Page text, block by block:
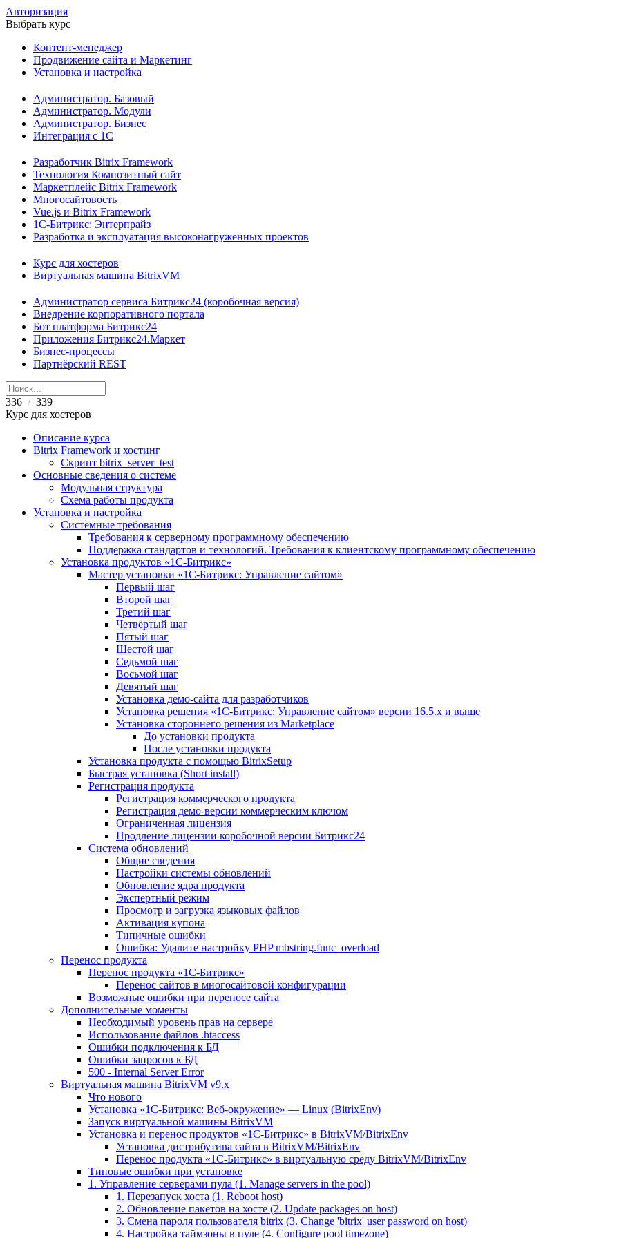
Авторизация
Выбрать курс
Контент-менеджер
Продвижение сайта и Маркетинг
Установка и настройка
Администратор. Базовый
Администратор. Модули
Администратор. Бизнес
Интеграция с 1С
Разработчик Bitrix Framework
Технология Композитный сайт
Маркетплейс Bitrix Framework
Многосайтовость
Vue.js и Bitrix Framework
1С-Битрикс: Энтерпрайз
Разработка и эксплуатация высоконагруженных проектов
Курс для хостеров
Виртуальная машина BitrixVM
Администратор сервиса Битрикс24 (коробочная версия)
Внедрение корпоративного портала
Бот платформа Битрикс24
Приложения Битрикс24.Маркет
Бизнес-процессы
Партнёрский REST
336 / 339
Курс для хостеров
Описание курса
Bitrix Framework и хостинг
Скрипт bitrix_server_test
Основные сведения о системе
Модульная структура
Схема работы продукта
Установка и настройка
Системные требования
Требования к серверному программному обеспечению
Поддержка стандартов и технологий. Требования к клиентскому программному обеспечению
Установка продуктов «1С-Битрикс»
Мастер установки «1C-Битрикс: Управление сайтом»
Первый шаг
Второй шаг
Третий шаг
Четвёртый шаг
Пятый шаг
Шестой шаг
Седьмой шаг
Восьмой шаг
Девятый шаг
Установка демо-сайта для разработчиков
Установка решения «1C-Битрикс: Управление сайтом» версии 16.5.х и выше
Установка стороннего решения из Marketplace
До установки продукта
После установки продукта
Установка продукта с помощью BitrixSetup
Быстрая установка (Short install)
Регистрация продукта
Регистрация коммерческого продукта
Регистрация демо-версии коммерческим ключом
Ограниченная лицензия
Продление лицензии коробочной версии Битрикс24
Система обновлений
Общие сведения
Настройки системы обновлений
Обновление ядра продукта
Экспертный режим
Просмотр и загрузка языковых файлов
Активация купона
Типичные ошибки
Ошибка: Удалите настройку PHP mbstring.func_overload
Перенос продукта
Перенос продукта «1C-Битрикс»
Перенос сайтов в многосайтовой конфигурации
Возможные ошибки при переносе сайта
Дополнительные моменты
Необходимый уровень прав на сервере
Использование файлов .htaccess
Ошибки подключения к БД
Ошибки запросов к БД
500 - Internal Server Error
Виртуальная машина BitrixVM v9.x
Что нового
Установка «1С-Битрикс: Веб-окружение» — Linux (BitrixEnv)
Запуск виртуальной машины BitrixVM
Установка и перенос продуктов «1С-Битрикс» в BitrixVM/BitrixEnv
Установка дистрибутива сайта в BitrixVM/BitrixEnv
Перенос продукта «1C-Битрикс» в виртуальную среду BitrixVM/BitrixEnv
Типовые ошибки при установке
1. Управление серверами пула (1. Manage servers in the pool)
1. Перезапуск хоста (1. Reboot host)
2. Обновление пакетов на хосте (2. Update packages on host)
3. Смена пароля пользователя bitrix (3. Change 'bitrix' user password on host)
4. Настройка таймзоны в пуле (4. Configure pool timezone)